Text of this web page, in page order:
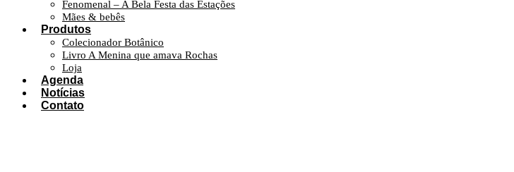
Fenomenal – A Bela Festa das Estações
Mães & bebês
Produtos
Colecionador Botânico
Livro A Menina que amava Rochas
Loja
Agenda
Notícias
Contato